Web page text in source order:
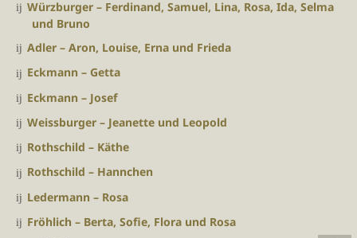
Würzburger – Ferdinand, Samuel, Lina, Rosa, Ida, Selma
und Bruno
Adler – Aron, Louise, Erna und Frieda
Eckmann – Getta
Eckmann – Josef
Weissburger – Jeanette und Leopold
Rothschild – Käthe
Rothschild – Hannchen
Ledermann – Rosa
Fröhlich – Berta, Sofie, Flora und Rosa